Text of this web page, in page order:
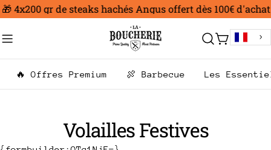
Aller
contenu
🎁 4x200 gr de steaks hachés Angus offert dès 100€ d'achat
Chariot
🔥 Offres Premium 🍖 Barbecue Les
Volailles Festives